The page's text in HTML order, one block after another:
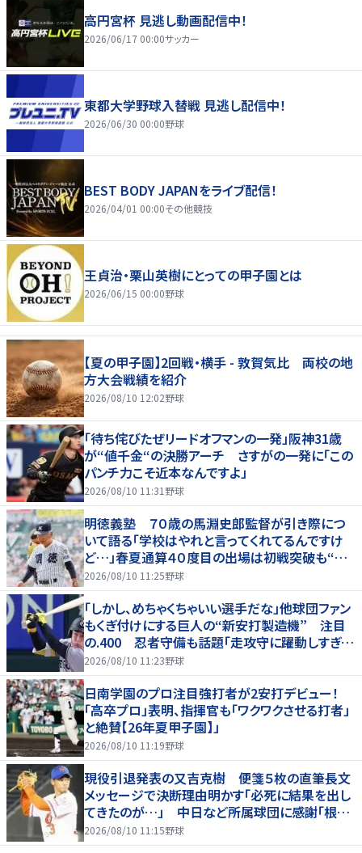
高円宮杯 見逃し動画配信中！
2026/06/17 00:00サッカー
東都大学野球入替戦 見逃し配信中！
2026/06/30 00:00野球
BEST BODY JAPANをライブ配信！
2026/04/01 00:00その他競技
王貞治・栗山英樹にとっての甲子園とは
2026/06/15 00:00野球
【夏の甲子園】2回戦・横手 - 敦賀気比 両校の地
方大会戦績を紹介
2026/08/10 12:02野球
「待ち侘びたぜリードオフマンの一発」阪神31歳
が“値千金“の決勝アーチ さすがの一発に「この
パンチ力こそ近本なんですよ」
2026/08/10 11:31 野球
明徳義塾 ７０歳の馬淵史郎監督が引き際につ
いて語る「学校はやれと言ってくれてるんですけ
ど…」春夏通算４０度目の出場は初戦突破も“馬
淵節”炸裂
2026/08/10 11:25野球
「しかし、めちゃくちゃいい選手だな」他球団ファン
もくぎ付けにする巨人の“新安打製造機” 注目
の.400 忍者守備も話題「走攻守に躍動しすぎだ
ろ」
2026/08/10 11:23野球
日南学園のプロ注目強打者が2安打デビュー！
「高卒プロ」表明、指揮官も「ワクワクさせる打者」
と絶賛【26年夏甲子園】」
2026/08/10 11:19野球
現役引退発表の又吉克樹 便箋５枚の直筆長文
メッセージで決断理由明かす「必死に結果を出し
てきたのが…」 中日など所属球団に感謝「根気
強く指導してもらった」
2026/08/10 11:15野球